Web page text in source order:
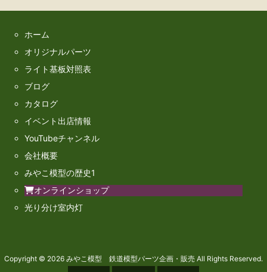
ホーム
オリジナルパーツ
ライト基板対照表
ブログ
カタログ
イベント出店情報
YouTubeチャンネル
会社概要
みやこ模型の歴史1
オンラインショップ
光り分け室内灯
Copyright © 2026 みやこ模型 鉄道模型パーツ企画・販売 All Rights Reserved.